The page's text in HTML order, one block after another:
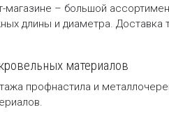
– большой
длины и диаметра. Доставка
материалов
профнастила и